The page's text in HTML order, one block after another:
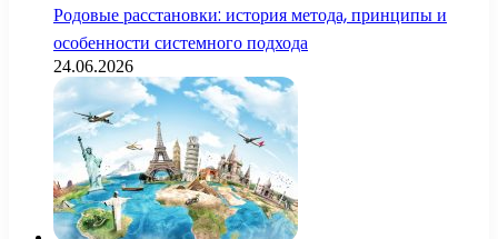
Родовые расстановки: история метода, принципы и
особенности системного подхода
24.06.2026